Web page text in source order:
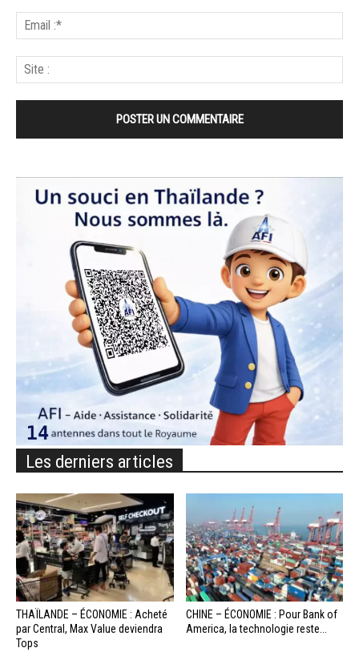
Les derniers articles
THAÏLANDE – ÉCONOMIE : Acheté
par Central, Max Value deviendra
Tops
CHINE – ÉCONOMIE : Pour Bank of
America, la technologie reste...